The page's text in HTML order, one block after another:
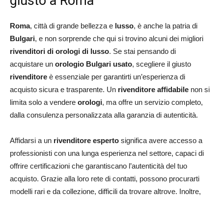
Roma, città di grande bellezza e lusso, è anche la patria di
Bulgari, e non sorprende che qui si trovino alcuni dei migliori
rivenditori di orologi di lusso. Se stai pensando di
acquistare un orologio Bulgari usato, scegliere il giusto
rivenditore è essenziale per garantirti un’esperienza di
acquisto sicura e trasparente. Un rivenditore affidabile non si
limita solo a vendere orologi, ma offre un servizio completo,
dalla consulenza personalizzata alla garanzia di autenticità.
Affidarsi a un rivenditore esperto significa avere accesso a
professionisti con una lunga esperienza nel settore, capaci di
offrire certificazioni che garantiscano l’autenticità del tuo
acquisto. Grazie alla loro rete di contatti, possono procurarti
modelli rari e da collezione, difficili da trovare altrove. Inoltre,